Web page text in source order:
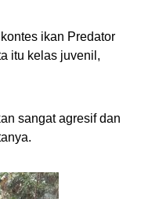
ikan Predator
itu kelas juvenil,
sangat agresif dan